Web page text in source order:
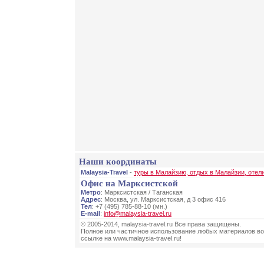
Наши координаты
Malaysia-Travel - туры в Малайзию, отдых в Малайзии,
Офис на Марксистской
Метро: Марксистская / Таганская
Адрес: Москва, ул. Марксистская, д 3 офис 416
Тел: +7 (495) 785-88-10 (мн.)
E-mail: info@malaysia-travel.ru
© 2005-2014, malaysia-travel.ru Все права защищены.
Полное или частичное использование любых материалов
ссылке на www.malaysia-travel.ru!